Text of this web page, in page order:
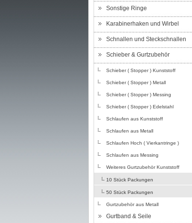
Sonstige Ringe
Karabinerhaken und Wirbel
Schnallen und Steckschnallen
Schieber & Gurtzubehör
Schieber ( Stopper ) Kunststoff
Schieber ( Stopper ) Metall
Schieber ( Stopper ) Messing
Schieber ( Stopper ) Edelstahl
Schlaufen aus Kunststoff
Schlaufen aus Metall
Schlaufen Hoch ( Vierkantringe )
Schlaufen aus Messing
Weiteres Gurtzubehör Kunststoff
10 Stück Packungen
50 Stück Packungen
Gurtzubehör aus Metall
Gurtband & Seile